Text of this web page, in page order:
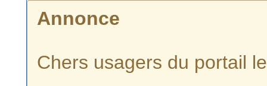
Annonce
Chers usagers du portail